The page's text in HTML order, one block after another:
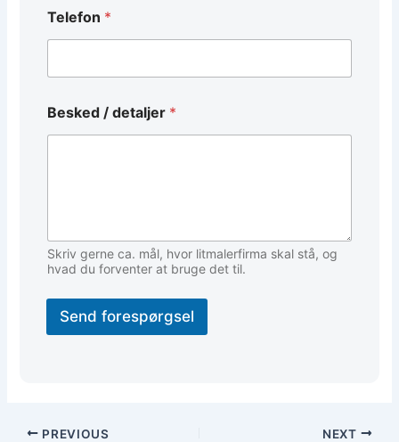
o
n
*
Telefon *
Besked / detaljer *
Skriv gerne ca. mål, hvor litmalerfirma skal stå, og
hvad du forventer at bruge det til.
Send forespørgsel
PREVIOUS NEXT